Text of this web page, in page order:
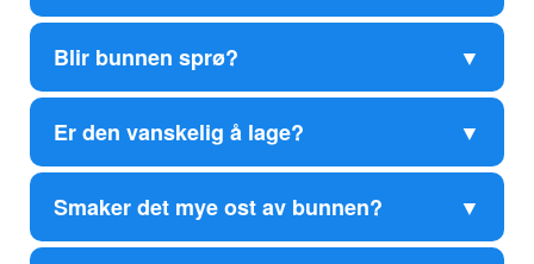
Blir bunnen sprø?
Er den vanskelig å lage?
Smaker det mye ost av bunnen?